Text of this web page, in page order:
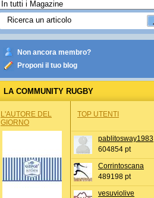
Non ancora membro?
Proponi il tuo blog
LA COMMUNITY RUGBY
L'AUTORE DEL
GIORNO
TOP UTENTI
pablitosway1983
604854 pt
Corrintoscana
489198 pt
vesuviolive